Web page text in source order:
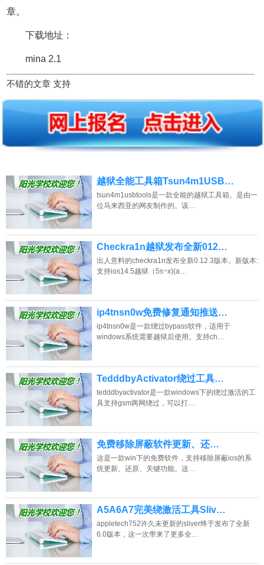
章。
下载地址：
mina 2.1
不错的文章 支持
越狱全能工具箱Tsun4m1USB…
tsun4m1usbtools是一款全能的越狱工具箱。是由一
位马来西亚的网友制作的。该…
Checkra1n越狱发布全新012…
出人意料的checkra1n发布全新0.12.3版本。新版本:
支持ios14.5越狱（5s~x)(a…
ip4tnsn0w免费修复通知推送…
ip4tnsn0w是一款绕过bypass软件，适用于
windows系统需要越狱后使用。支持ch…
TedddbyActivator绕过工具…
tedddbyactivator是一款windows下的绕过激活的工
具支持gsm两网绕过，可以打…
免费移除屏蔽软件更新、还…
这是一款win下的免费软件，支持移除屏蔽ios的系
统更新、还原、关键功能。这…
A5A6A7完美绕激活工具Sliv…
appletech752许久未更新的sliver终于发布了全新
6.0版本，这一次带来了更多全…